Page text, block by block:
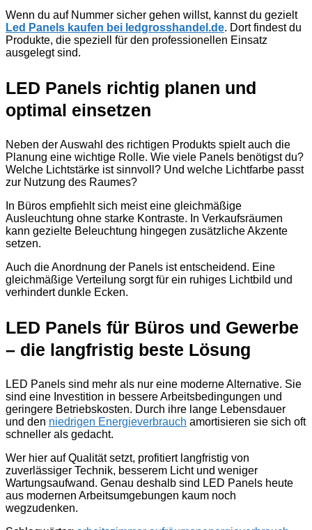
Wenn du auf Nummer sicher gehen willst, kannst du gezielt
Led Panels kaufen bei ledgrosshandel.de. Dort findest du
Produkte, die speziell für den professionellen Einsatz
ausgelegt sind.
LED Panels richtig planen und
optimal einsetzen
Neben der Auswahl des richtigen Produkts spielt auch die
Planung eine wichtige Rolle. Wie viele Panels benötigst du?
Welche Lichtstärke ist sinnvoll? Und welche Lichtfarbe passt
zur Nutzung des Raumes?
In Büros empfiehlt sich meist eine gleichmäßige
Ausleuchtung ohne starke Kontraste. In Verkaufsräumen
kann gezielte Beleuchtung hingegen zusätzliche Akzente
setzen.
Auch die Anordnung der Panels ist entscheidend. Eine
gleichmäßige Verteilung sorgt für ein ruhiges Lichtbild und
verhindert dunkle Ecken.
LED Panels für Büros und Gewerbe
– die langfristig beste Lösung
LED Panels sind mehr als nur eine moderne Alternative. Sie
sind eine Investition in bessere Arbeitsbedingungen und
geringere Betriebskosten. Durch ihre lange Lebensdauer
und den niedrigen Energieverbrauch amortisieren sie sich oft
schneller als gedacht.
Wer hier auf Qualität setzt, profitiert langfristig von
zuverlässiger Technik, besserem Licht und weniger
Wartungsaufwand. Genau deshalb sind LED Panels heute
aus modernen Arbeitsumgebungen kaum noch
wegzudenken.